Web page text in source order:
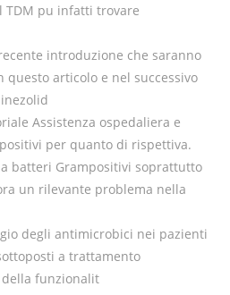
TDM pu infatti trovare
introduzione che saranno
articolo e nel successivo
Assistenza ospedaliera e
per quanto di rispettiva.
batteri Grampositivi soprattutto
un rilevante problema nella
degli antimicrobici nei pazienti
a trattamento
funzionalit